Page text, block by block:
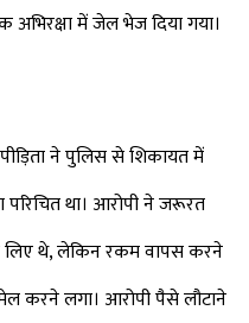
अभिरक्षा में जेल भेज दिया गया।
पीड़िता ने पुलिस से शिकायत में
था। आरोपी ने जरूरत
थे, लेकिन रकम वापस करने
करने लगा। आरोपी पैसे लौटाने